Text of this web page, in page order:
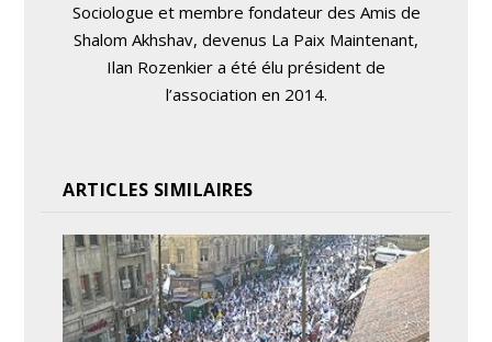
Sociologue et membre fondateur des Amis de
Shalom Akhshav, devenus La Paix Maintenant,
Ilan Rozenkier a été élu président de
l’association en 2014.
ARTICLES SIMILAIRES